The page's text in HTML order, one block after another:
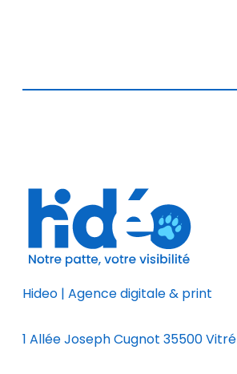
Hideo | Agence digitale & print
1 Allée Joseph Cugnot 35500 Vitré